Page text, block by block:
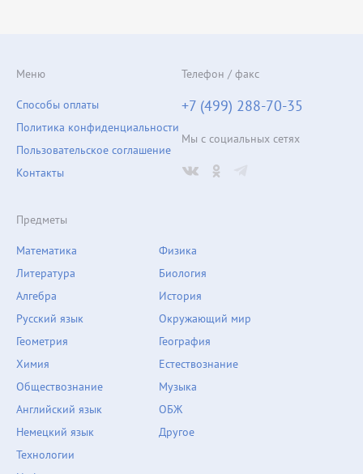
Предметы
Математика
Литература
Алгебра
Русский язык
Геометрия
Химия
Физика
Биология
История
Окружающий мир
География
Естествознание
Обществознание
Английский язык
Немецкий язык
Технологии
Музыка
ОБЖ
Другое
Меню
Способы оплаты
Политика конфиденциальности
Пользовательское соглашение
Контакты
Телефон / факс
+7 (499) 288-70-35
Мы с социальных сетях